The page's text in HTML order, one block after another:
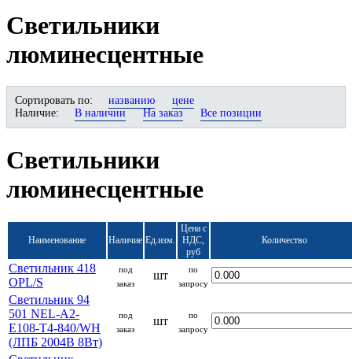
Светильники
люминесцентные
Сортировать по: названию
цене
Наличие: В наличии На заказ Все позиции
Светильники
люминесцентные
Наименование Наличие Ед.изм.
Цена с
НДС,
руб
Количество
Светильник 418
OPL/S
под
заказ
шт
по
запросу
Светильник 94
501 NEL-A2-
E108-T4-840/WH
(ЛПБ 2004B 8Вт)
под
заказ
шт
по
запросу